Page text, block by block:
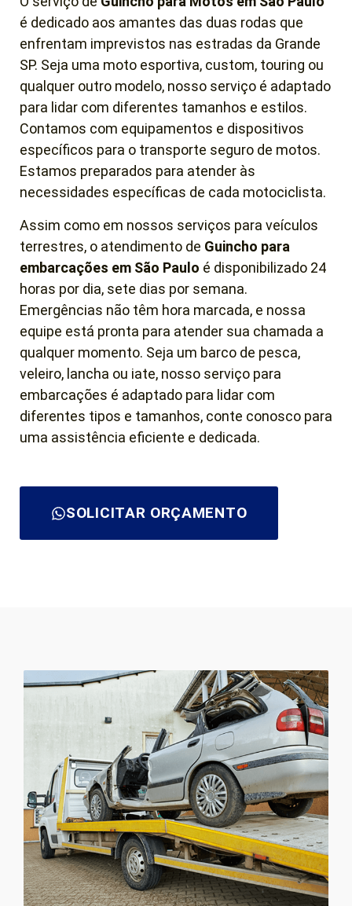
é dedicado aos amantes das duas rodas que
enfrentam imprevistos nas estradas da Grande
SP. Seja uma moto esportiva, custom, touring ou
qualquer outro modelo, nosso serviço é adaptado
para lidar com diferentes tamanhos e estilos.
Contamos com equipamentos e dispositivos
específicos para o transporte seguro de motos.
Estamos preparados para atender às
necessidades específicas de cada motociclista.
Assim como em nossos serviços para veículos
terrestres, o atendimento de Guincho para
embarcações em São Paulo é disponibilizado 24
horas por dia, sete dias por semana.
Emergências não têm hora marcada, e nossa
equipe está pronta para atender sua chamada a
qualquer momento. Seja um barco de pesca,
veleiro, lancha ou iate, nosso serviço para
embarcações é adaptado para lidar com
diferentes tipos e tamanhos, conte conosco para
uma assistência eficiente e dedicada.
SOLICITAR ORÇAMENTO